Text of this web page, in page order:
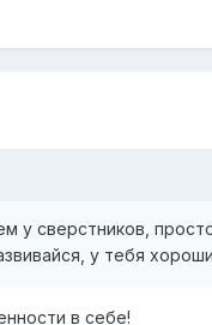
у сверстников,
у тебя
в себе!